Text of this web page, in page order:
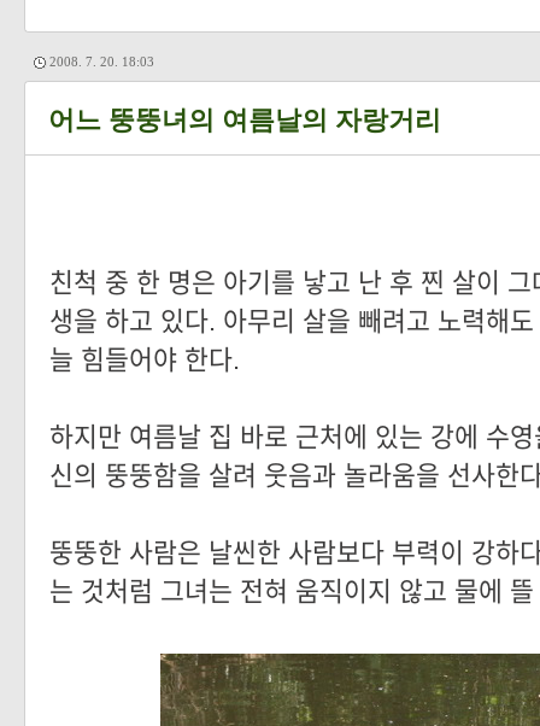
2008. 7. 20. 18:03
어느 뚱뚱녀의 여름날의 자랑거리
친척 중 한 명은 아기를 낳고 난 후 찐 살이
생을 하고 있다. 아무리 살을 빼려고 노력해
늘 힘들어야 한다.
하지만 여름날 집 바로 근처에 있는 강에 수
신의 뚱뚱함을 살려 웃음과 놀라움을 선사한
뚱뚱한 사람은 날씬한 사람보다 부력이 강하
는 것처럼 그녀는 전혀 움직이지 않고 물에